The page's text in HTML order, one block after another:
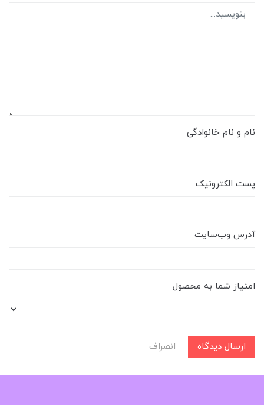
نام و نام خانوادگی
پست الکترونیک
آدرس وب‌سایت
امتیاز شما به محصول
ارسال دیدگاه انصراف